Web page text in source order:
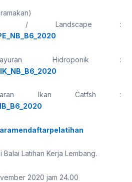
/ Landscape :
Hidroponik :
Ikan Catfsh :
Latihan Kerja Lembang.
2020 jam 24.00